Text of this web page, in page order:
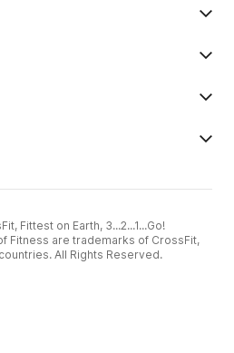
Fittest on Earth, 3...2...1...Go!
Fitness are trademarks of CrossFit,
All Rights Reserved.